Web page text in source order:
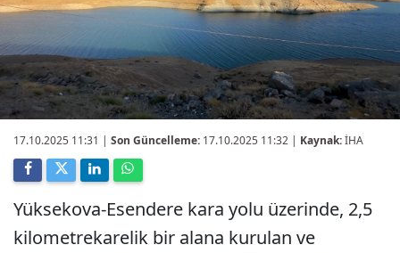
17.10.2025 11:31 | Son Güncelleme: 17.10.2025 11:32 | Kaynak:İHA
Yüksekova-Esendere kara yolu üzerinde, 2,5
kilometrekarelik bir alana kurulan ve